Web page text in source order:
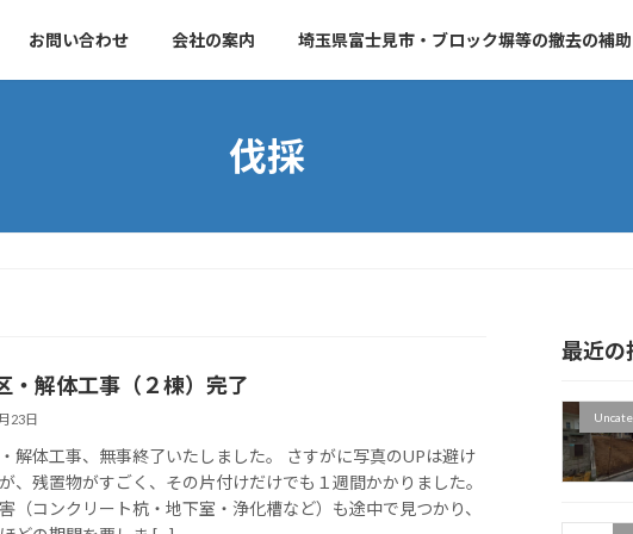
お問い合わせ 会社の案内 埼玉県富士見市・ブロック塀等の撤去の補助
伐採
・解体工事（２棟）完了
23日
解体工事、無事終了いたしました。 さすがに写真のUPは避け
、残置物がすごく、その片付けだけでも１週間かかりました。
（コンクリート杭・地下室・浄化槽など）も途中で見つかり、
最近の